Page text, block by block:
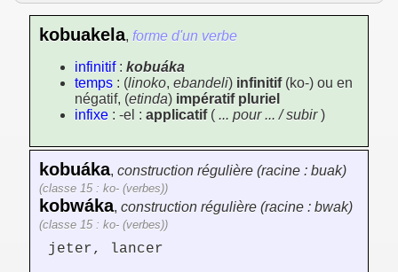
kobuakela, forme d'un verbe
infinitif: kobuáka
temps : (linoko, ebandeli) infinitif(ko-) ou en
négatif, (etinda) impératif pluriel
infixe : -el : applicatif ( ... pour ... / subir)
kobuáka, construction régulière (racine : buak)
(classe 15 : ko- (verbes))
kobwáka, construction régulière (racine : bwak)
(classe 15 : ko- (verbes))
jeter, lancer